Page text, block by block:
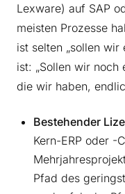
Lexware) auf SAP
meisten Prozesse
ist selten „sollen wir
ist: „Sollen wir noch
die wir haben,
Bestehender
Kern-ERP oder -
Pfad des